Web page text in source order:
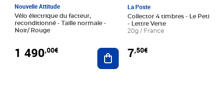
Nouvelle Attitude
Vélo électrique du facteur,
reconditionné - Taille normale -
Noir/ Rouge
1 490,00€ Ajouter au panier
La Poste
Collector 4 timbres - Le Petit
- Lettre Verte
20g / France
7,50€